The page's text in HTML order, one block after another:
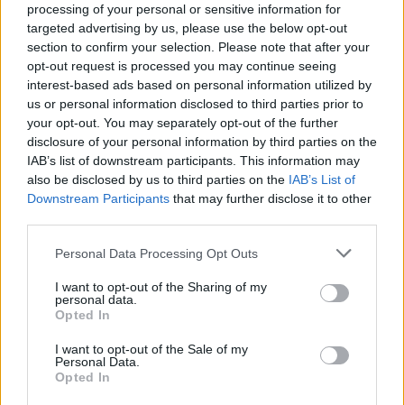
processing of your personal or sensitive information for
targeted advertising by us, please use the below opt-out
section to confirm your selection. Please note that after your
opt-out request is processed you may continue seeing
interest-based ads based on personal information utilized by
us or personal information disclosed to third parties prior to
your opt-out. You may separately opt-out of the further
disclosure of your personal information by third parties on the
IAB’s list of downstream participants. This information may
also be disclosed by us to third parties on the IAB’s List of
Downstream Participants that may further disclose it to other
Personal Data Processing Opt Outs
I want to opt-out of the Sharing of my
personal data.
Opted In
I want to opt-out of the Sale of my
Personal Data.
Opted In
Pranašai ir astrologai: mistinių galių žmonės ar
apgavikai? (I)
Žinios | Ginčas
Pokalbių laidoje – ekstrasansų ir būrėjų aistros (II)
Žinios | Ginčas
Žinios | Gyvenimo būdas